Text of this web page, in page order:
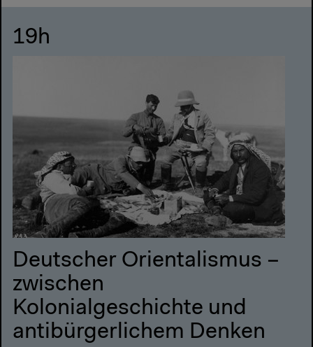
19h
Deutscher Orientalismus –
zwischen
Kolonialgeschichte und
antibürgerlichem Denken